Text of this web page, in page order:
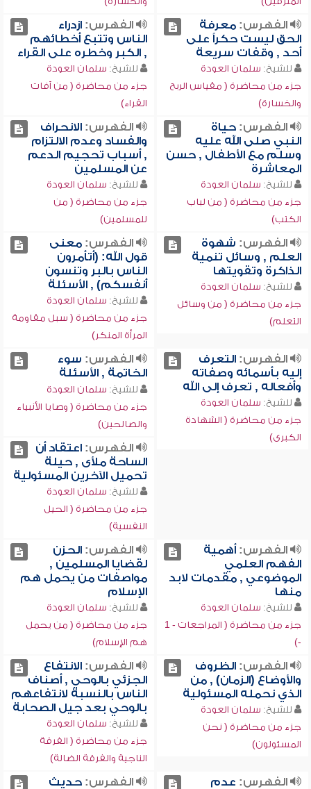
الفهرس:معرفة
الحق ليست حكراً على
أحد , وقفات سريعة
للشيخ: سلمان العودة
جزء من محاضرة ( مقياس الربح
والخسارة)
الفهرس:ازدراء
الناس وتتبع أخطائهم
, الكبر وخطره على القراء
للشيخ: سلمان العودة
جزء من محاضرة ( من آفات
القراء)
الفهرس:حياة
النبي صلى الله عليه
وسلم مع الأطفال , حسن
المعاشرة
للشيخ: سلمان العودة
جزء من محاضرة ( من لباب
الكتب)
الفهرس:الانحراف
والفساد وعدم الالتزام
, أسباب تحجيم الدعم
عن المسلمين
للشيخ: سلمان العودة
جزء من محاضرة ( من
للمسلمين)
الفهرس: شهوة
العلم , وسائل تنمية
الذاكرة وتقويتها
للشيخ: سلمان العودة
جزء من محاضرة ( من وسائل
التعلم)
الفهرس:معنى
قول الله: (أتأمرون
الناس بالبر وتنسون
أنفسكم) , الأسئلة
للشيخ: سلمان العودة
جزء من محاضرة ( سبل مقاومة
المرأة المنكر)
الفهرس:التعرف
إليه بأسمائه وصفاته
وأفعاله , تعرف إلى الله
للشيخ: سلمان العودة
جزء من محاضرة ( الشهادة
الكبرى)
الفهرس: سوء
الخاتمة , الأسئلة
للشيخ: سلمان العودة
جزء من محاضرة ( وصايا الأنبياء
والصالحين)
الفهرس:اعتقاد أن
الساحة ملأى , حيلة
تحميل الآخرين المسئولية
للشيخ: سلمان العودة
جزء من محاضرة ( الحيل
النفسية)
الفهرس:أهمية
الفهم العلمي
الموضوعي , مقدمات لابد
منها
للشيخ: سلمان العودة
جزء من محاضرة ( المراجعات - 1
-)
الفهرس:الحزن
لقضايا المسلمين ,
مواصفات من يحمل هم
الإسلام
للشيخ: سلمان العودة
جزء من محاضرة ( من يحمل
هم الإسلام)
الفهرس:الظروف
والأوضاع (الزمان) , من
الذي نحمله المسئولية
للشيخ: سلمان العودة
جزء من محاضرة ( نحن
المسئولون)
الفهرس:الانتفاع
الجزئي بالوحي , أصناف
الناس بالنسبة لانتفاعهم
بالوحي بعد جيل الصحابة
للشيخ: سلمان العودة
جزء من محاضرة ( الفرقة
الناجية والفرقة الضالة)
الفهرس: عدم
الفهرس:حديث